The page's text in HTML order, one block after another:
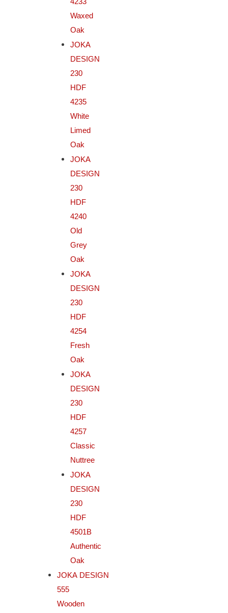
Waxed
Oak
JOKA
DESIGN
230
HDF
4235
White
Limed
Oak
JOKA
DESIGN
230
HDF
4240
Old
Grey
Oak
JOKA
DESIGN
230
HDF
4254
Fresh
Oak
JOKA
DESIGN
230
HDF
4257
Classic
Nuttree
JOKA
DESIGN
230
HDF
4501B
Authentic
Oak
JOKA DESIGN
555
Wooden